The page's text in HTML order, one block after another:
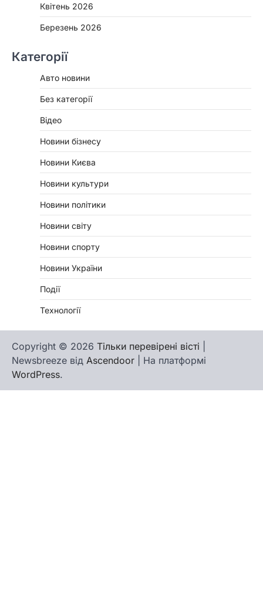
Квітень 2026
Березень 2026
Категорії
Авто новини
Без категорії
Відео
Новини бізнесу
Новини Києва
Новини культури
Новини політики
Новини світу
Новини спорту
Новини України
Події
Технології
Copyright © 2026 Тільки перевірені вісті
Newsbreeze від Ascendoor | На платформі
WordPress.